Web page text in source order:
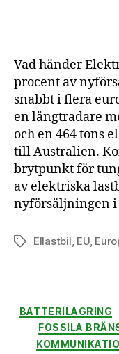
Vad händer
procent av
snabbt i flera
en långtradare
och en 464 tons
till Australien.
brytpunkt för
av elektriska
nyförsäljningen i
Etiketter
Ellastbil EU,
BATTERILAGRING
FOSSILA